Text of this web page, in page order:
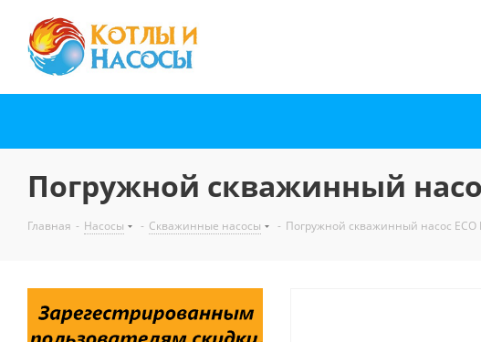
Погружной скважинный
Главная - Насосы - Скважинные насосы - Погружной скважинный насос ECO